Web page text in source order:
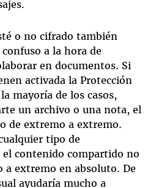
o no cifrado también
a la hora de
en documentos. Si
activada la Protección
mayoría de los casos,
un archivo o una nota, el
de extremo a extremo.
tipo de
contenido compartido no
a extremo en absoluto. De
ayudaría mucho a